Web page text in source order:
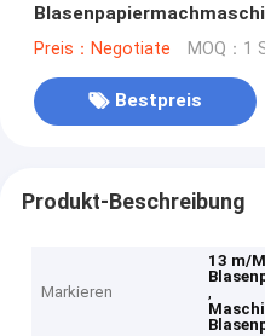
480x600x270mm
Preis：Negotiate MOQ：1
Bestpreis
Produkt-Beschreibung
Markieren
13 m/
,